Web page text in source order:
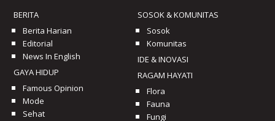
BERITA
Berita Harian
Editorial
News In English
GAYA HIDUP
Famous Opinion
Mode
Sehat
SOSOK & KOMUNITAS
Sosok
Komunitas
IDE & INOVASI
RAGAM HAYATI
Flora
Fauna
Fungi